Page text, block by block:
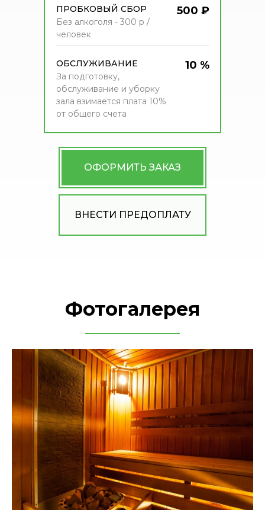
ПРОБКОВЫЙ СБОР
Без алкоголя - 300 р /
человек
500 ₽
ОБСЛУЖИВАНИЕ
За подготовку,
обслуживание и уборку
зала взимается плата 10%
от общего счета
10 %
ОФОРМИТЬ ЗАКАЗ
ВНЕСТИ ПРЕДОПЛАТУ
Фотогалерея